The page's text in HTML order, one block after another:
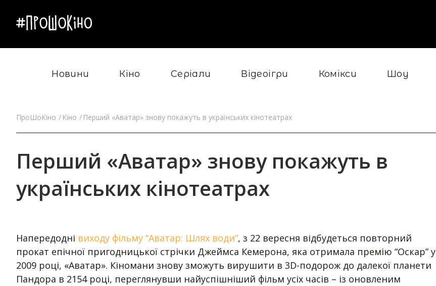
Новини Кіно Серіали Відеоігри Комікси Шоу
ПроШоКіно Кіно Перший «Аватар» знову покажуть в українських кінотеатрах
Перший «Аватар» знову покажуть в
українських кінотеатрах
Напередодні виходу фільму “Аватар: Шлях води”, з 22 вересня відбудеться повторний
прокат епічної пригодницької стрічки Джеймса Кемерона, яка отримала премію “Оскар” у
2009 році, «Аватар». Кіномани знову зможуть вирушити в 3D-подорож до далекої планети
Пандора в 2154 році, переглянувши найуспішніший фільм усіх часів – із оновленим